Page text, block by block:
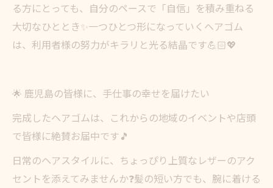
る方にとっても、自分のペースで「自信」を積み重ねる
大切なひととき✨一つひとつ形になっていくヘアゴム
は、利用者様の努力がキラリと光る結晶です💪🏻💖
🌟 鹿児島の皆様に、手仕事の幸せを届けたい
完成したヘアゴムは、これからの地域のイベントや店頭
で皆様に絶賛お届中です🎵
日常のヘアスタイルに、ちょっぴり上質なレザーのアク
セントを添えてみませんか❓髪の短い方でも、腕に着ける